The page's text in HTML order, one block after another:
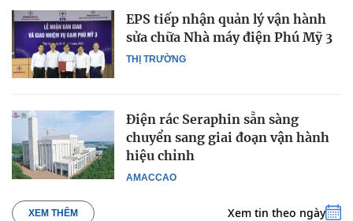
THỊ TRƯỜNG
EPS tiếp nhận quản lý vận hành
sửa chữa Nhà máy điện Phú Mỹ 3
AMACCAO
Điện rác Seraphin sẵn sàng
chuyển sang giai đoạn vận hành
hiệu chỉnh
XEM THÊM Xem tin theo ngày